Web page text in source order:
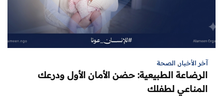
آخر الأخبار, الصحة
الرضاعة الطبيعية: حضن الأمان الأول ودرعك
المناعي لطفلك